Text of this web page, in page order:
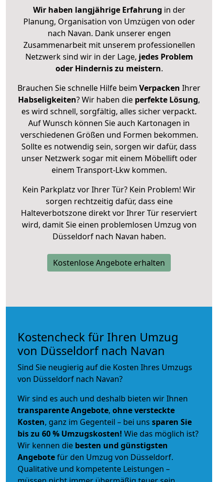
Wir haben langjährige Erfahrung in der
Planung, Organisation von Umzügen von oder
nach Navan. Dank unserer engen
Zusammenarbeit mit unserem professionellen
Netzwerk sind wir in der Lage, jedes Problem
oder Hindernis zu meistern.
Brauchen Sie schnelle Hilfe beim Verpacken Ihrer
Habseligkeiten? Wir haben die perfekte Lösung,
es wird schnell, sorgfältig, alles sicher verpackt.
Auf Wunsch können Sie auch Kartonagen in
verschiedenen Größen und Formen bekommen.
Sollte es notwendig sein, sorgen wir dafür, dass
unser Netzwerk sogar mit einem Möbellift oder
einem Transport-Lkw kommen.
Kein Parkplatz vor Ihrer Tür? Kein Problem! Wir
sorgen rechtzeitig dafür, dass eine
Halteverbotszone direkt vor Ihrer Tür reserviert
wird, damit Sie einen problemlosen Umzug von
Düsseldorf nach Navan haben.
Kostenlose Angebote erhalten
Kostencheck für Ihren Umzug
von Düsseldorf nach Navan
Sind Sie neugierig auf die Kosten Ihres Umzugs
von Düsseldorf nach Navan?
Wir sind es auch und deshalb bieten wir Ihnen
transparente Angebote, ohne versteckte
Kosten, ganz im Gegenteil – bei uns sparen Sie
bis zu 60 % Umzugskosten! Wie das möglich ist?
Wir kennen die besten und günstigsten
Angebotefür den Umzug von Düsseldorf.
Qualitative und kompetente Leistungen –